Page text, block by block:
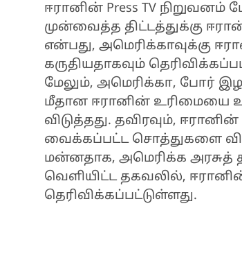
ஈரானின் Press TV
முன்வைத்த திட்டத்துக்கு
என்பது, அமெரிக்காவுக்கு
கருதியதாகவும்
மேலும், அமெரிக்கா, போர்
மீதான ஈரானின் உரிமையை
விடுத்தது. தவிரவும்,
வைக்கப்பட்ட சொத்துகளை
மன்னதாக, அமெரிக்க
வெளியிட்ட தகவலில்,
தெரிவிக்கப்பட்டுள்ளது.